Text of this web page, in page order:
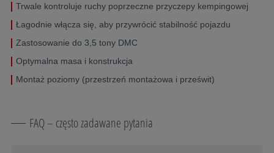
Trwale kontroluje ruchy poprzeczne przyczepy kempingowej
Łagodnie włącza się, aby przywrócić stabilność pojazdu
Zastosowanie do 3,5 tony DMC
Optymalna masa i konstrukcja
Montaż poziomy (przestrzeń montażowa i prześwit)
FAQ – często zadawane pytania